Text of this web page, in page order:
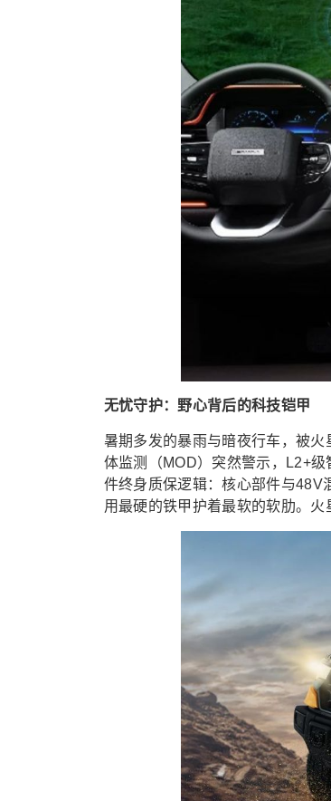
无忧守护：野心背后的科技铠甲
暑期多发的暴雨与暗夜行车，被
体监测（MOD）突然警示，L2+
件终身质保逻辑：核心部件与48V
用最硬的铁甲护着最软的软肋。火